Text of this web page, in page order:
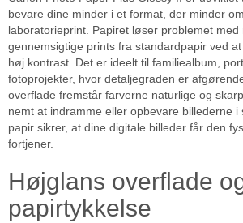
bevare dine minder i et format, der minder
laboratorieprint. Papiret løser problemet med
gennemsigtige prints fra standardpapir ved
høj kontrast. Det er ideelt til familiealbum,
fotoprojekter, hvor detaljegraden er
overflade fremstår farverne naturlige og
nemt at indramme eller opbevare billederne i
papir sikrer, at dine digitale billeder får den
fortjener.
Højglans overflade
papirtykkelse